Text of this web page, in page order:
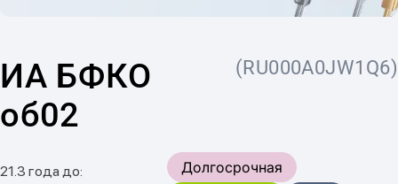
ИА БФКО
об02
(RU000A0JW1Q6)
21.3 года до:
Долгосрочная